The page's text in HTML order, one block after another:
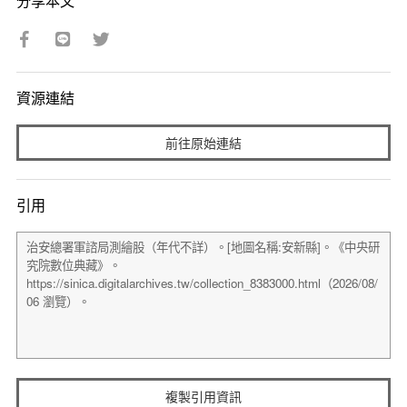
資源連結
前往原始連結
引用
複製引用資訊